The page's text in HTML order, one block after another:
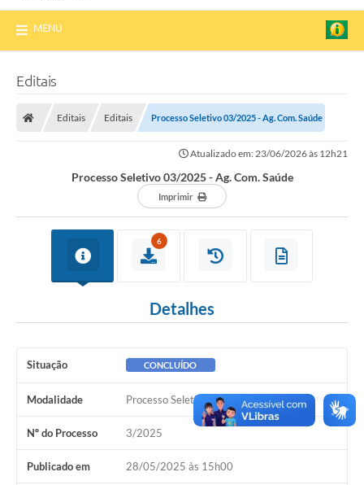
MENU
Editais
Editais Editais Processo Seletivo 03/2025 - Ag. Com. Saúde
Atualizado em: 23/06/2026 às 12h21
Processo Seletivo 03/2025 - Ag. Com. Saúde
Imprimir
6
Detalhes
Situação CONCLUÍDO
Modalidade Processo Seletivo
Nº do Processo 3/2025
Publicado em 28/05/2025 às 15h00